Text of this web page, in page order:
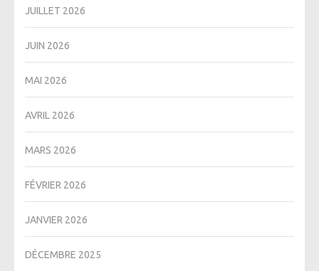
JUILLET 2026
JUIN 2026
MAI 2026
AVRIL 2026
MARS 2026
FÉVRIER 2026
JANVIER 2026
DÉCEMBRE 2025